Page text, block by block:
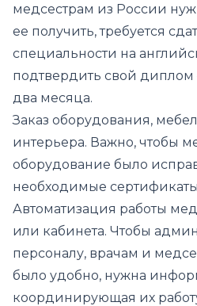
медсестрам из России
ее получить, требуется
специальности на
подтвердить свой диплом
два месяца.
Заказ оборудования,
интерьера. Важно, чтобы
оборудование было
необходимые
Автоматизация работы
или кабинета. Чтобы
персоналу, врачам и
было удобно, нужна
координирующая их